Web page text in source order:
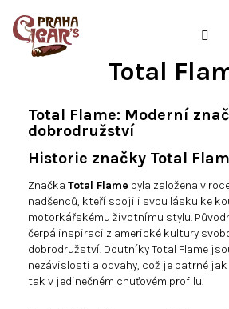
obsah
Total
Total Flame: Moderní
dobrodružství
Historie značky Total
Značka Total Flame byla založena v
nadšenců, kteří spojili svou lásku ke
motorkářskému životnímu stylu.
čerpá inspiraci z americké kultury
dobrodružství. Doutníky Total Flame
nezávislosti a odvahy, což je patrné
tak v jedinečném chuťovém profilu.